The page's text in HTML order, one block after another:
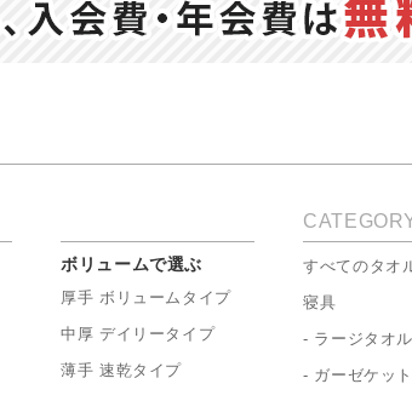
ボリュームで選ぶ
厚手 ボリュームタイプ
中厚 デイリータイプ
薄手 速乾タイプ
すべてのタオ
寝具
- ラージタオル
- ガーゼケット